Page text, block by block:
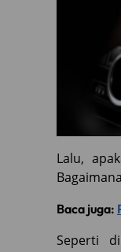
Lalu,
Baca juga:
Seperti